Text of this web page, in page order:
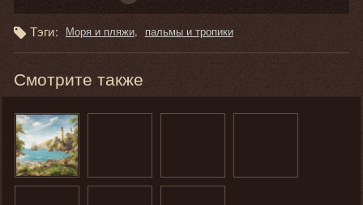
Тэги: Моря и пляжи пальмы и тропики
Смотрите также